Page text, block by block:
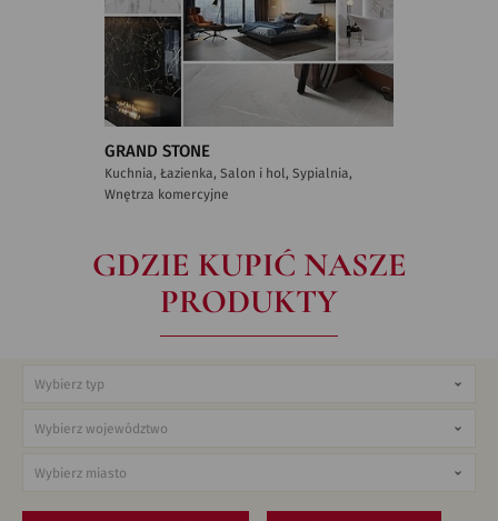
GRAND STONE
Kuchnia, Łazienka, Salon i hol, Sypialnia,
Wnętrza komercyjne
GDZIE KUPIĆ NASZE
PRODUKTY